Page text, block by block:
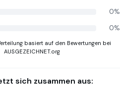
0%
0%
basiert auf den Bewertungen bei
AUSGEZEICHNET.org
sich zusammen aus: